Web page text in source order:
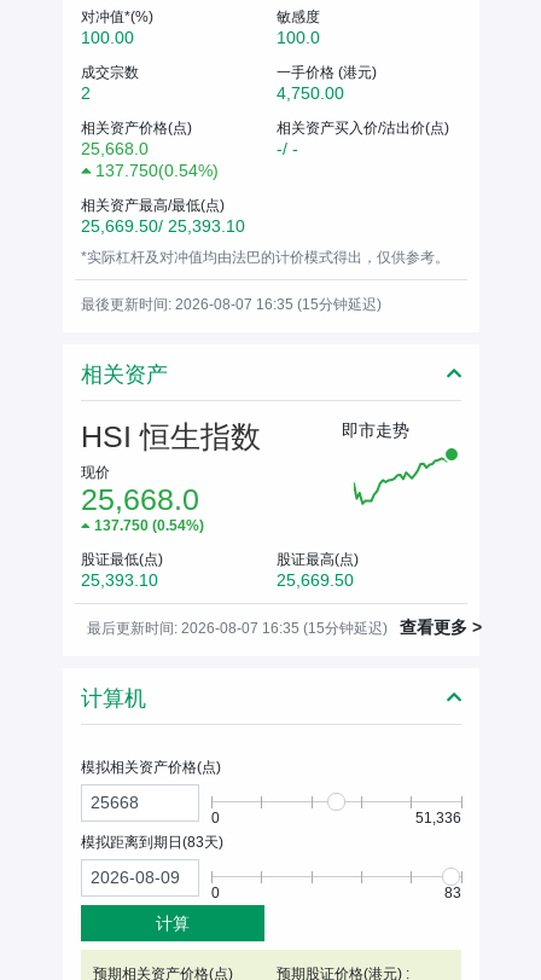
对冲值*(%)
100.00
敏感度
100.0
成交宗数
2
一手价格 (港元)
4,750.00
相关资产价格(点)
25,668.0
137.750(0.54%)
相关资产买入价/沽出价(点)
-/ -
相关资产最高/最低(点)
25,669.50/ 25,393.10
*实际杠杆及对冲值均由法巴的计价模式得出，仅供参考。
最後更新时间: 2026-08-07 16:35 (15分钟延迟)
相关资产
HSI 恒生指数
现价
25,668.0
137.750(0.54%)
即市走势
股证最低(点)
25,393.10
股证最高(点)
25,669.50
最后更新时间: 2026-08-07 16:35 (15分钟延迟) 查看更多 >
计算机
模拟相关资产价格(点)
0
51,336
模拟距离到期日(83天)
0 83
计算
预期相关资产价格(点) 预期股证价格(港元) :